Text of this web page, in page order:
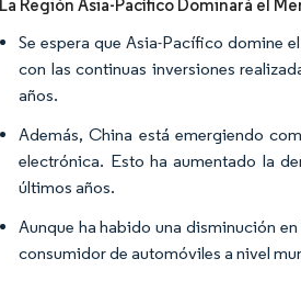
La Región Asia-Pacífico Dominará el
Se espera que Asia-Pacífico domine
con las continuas inversiones
años.
Además, China está emergiendo
electrónica. Esto ha aumentado la
últimos años.
Aunque ha habido una disminución
consumidor de automóviles a nivel